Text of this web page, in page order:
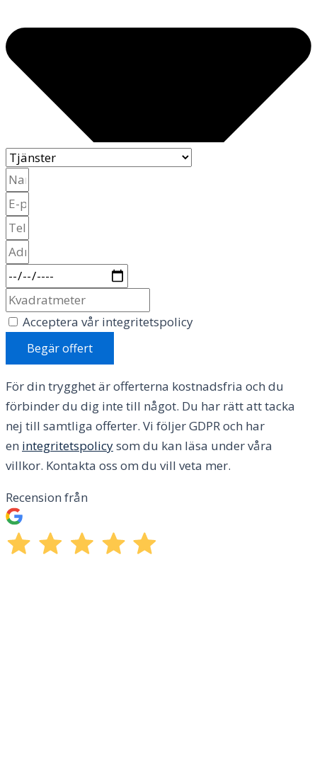
Acceptera vår integritetspolicy
Begär offert
För din trygghet är offerterna kostnadsfria och du
förbinder du dig inte till något. Du har rätt att tacka
nej till samtliga offerter. Vi följer GDPR och har
en integritetspolicysom du kan läsa under våra
villkor. Kontakta oss om du vill veta mer.
Recension från